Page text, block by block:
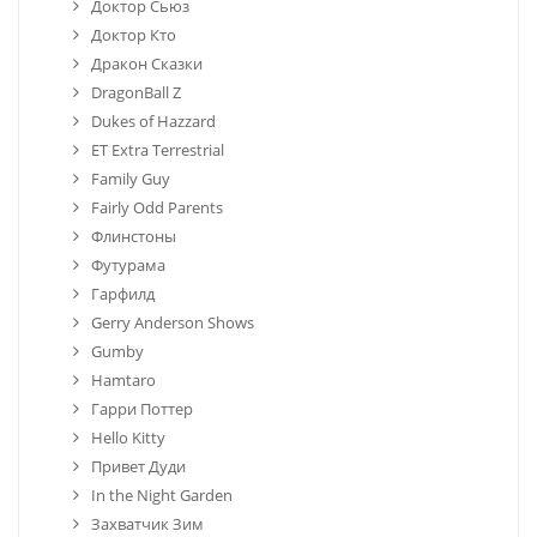
Доктор Сьюз
Доктор Кто
Дракон Сказки
DragonBall Z
Dukes of Hazzard
ET Extra Terrestrial
Family Guy
Fairly Odd Parents
Флинстоны
Футурама
Гарфилд
Gerry Anderson Shows
Gumby
Hamtaro
Гарри Поттер
Hello Kitty
Привет Дуди
In the Night Garden
Захватчик Зим